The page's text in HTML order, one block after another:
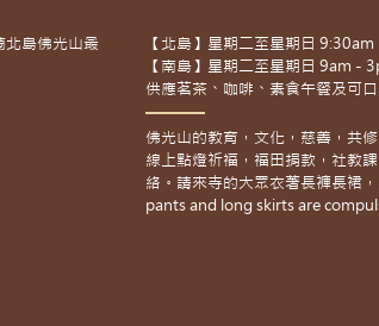
北島佛光山最
【北島】星期二至星期日
【南島】星期二至星期日 9am -
供應茗茶、咖啡、素食午餐及可
佛光山的教育，文化，慈善，共
線上點燈祈福，福田捐款，社教
絡。請來寺的大眾衣著長褲長裙
pants and long skirts are